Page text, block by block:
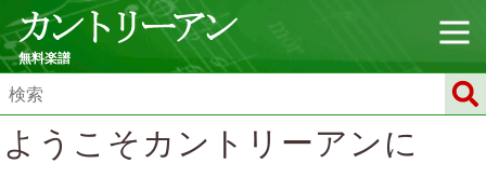
無料楽譜
ようこそカントリーアンに